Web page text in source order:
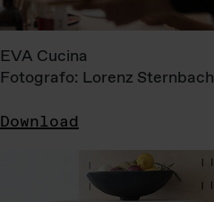
EVA Cucina
Fotografo: Lorenz Sternbach
Download